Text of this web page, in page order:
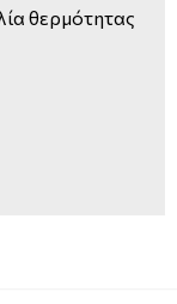
θερμότητας